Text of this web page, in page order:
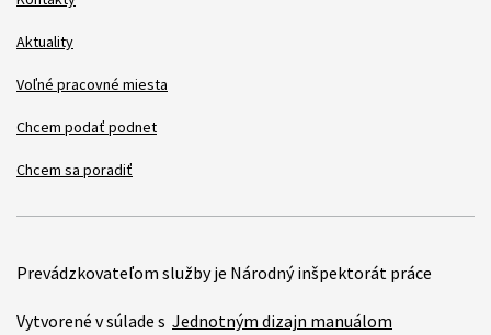
Aktuality
Voľné pracovné miesta
Chcem podať podnet
Chcem sa poradiť
Prevádzkovateľom služby je Národný inšpektorát práce
Vytvorené v súlade s Jednotným dizajn manuálom